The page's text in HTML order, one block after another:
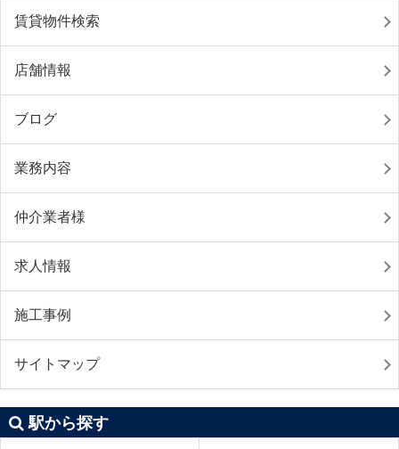
賃貸物件検索
店舗情報
ブログ
業務内容
仲介業者様
求人情報
施工事例
サイトマップ
駅から探す